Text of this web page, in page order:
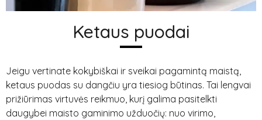
Ketaus puodai
Jeigu vertinate kokybiškai ir sveikai pagamintą maistą,
ketaus puodas su dangčiu yra tiesiog būtinas. Tai lengvai
prižiūrimas virtuvės reikmuo, kurį galima pasitelkti
daugybei maisto gaminimo užduočių: nuo virimo,